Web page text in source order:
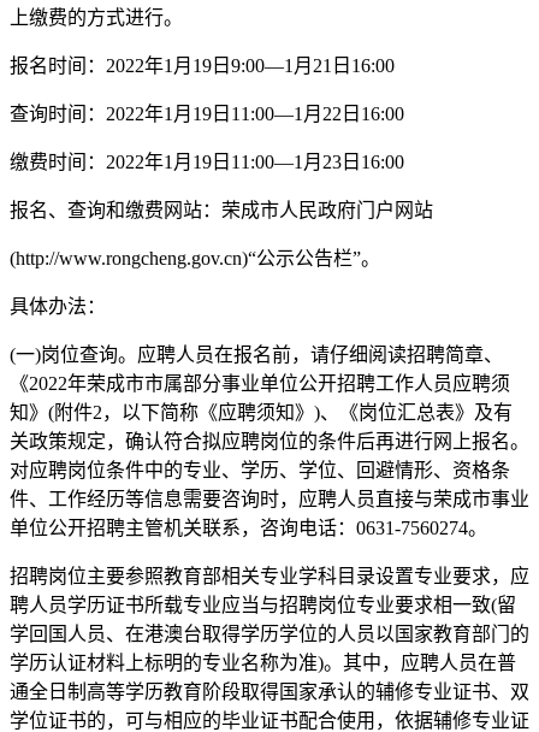
上缴费的方式进行。
报名时间：2022年1月19日9:00—1月21日16:00
查询时间：2022年1月19日11:00—1月22日16:00
缴费时间：2022年1月19日11:00—1月23日16:00
报名、查询和缴费网站：荣成市人民政府门户网站
(http://www.rongcheng.gov.cn)“公示公告栏”。
具体办法：
(一)岗位查询。应聘人员在报名前，请仔细阅读招聘简章、
《2022年荣成市市属部分事业单位公开招聘工作人员应聘须
知》(附件2，以下简称《应聘须知》)、《岗位汇总表》及有
关政策规定，确认符合拟应聘岗位的条件后再进行网上报名。
对应聘岗位条件中的专业、学历、学位、回避情形、资格条
件、工作经历等信息需要咨询时，应聘人员直接与荣成市事业
单位公开招聘主管机关联系，咨询电话：0631-7560274。
招聘岗位主要参照教育部相关专业学科目录设置专业要求，应
聘人员学历证书所载专业应当与招聘岗位专业要求相一致(留
学回国人员、在港澳台取得学历学位的人员以国家教育部门的
学历认证材料上标明的专业名称为准)。其中，应聘人员在普
通全日制高等学历教育阶段取得国家承认的辅修专业证书、双
学位证书的，可与相应的毕业证书配合使用，依据辅修专业证